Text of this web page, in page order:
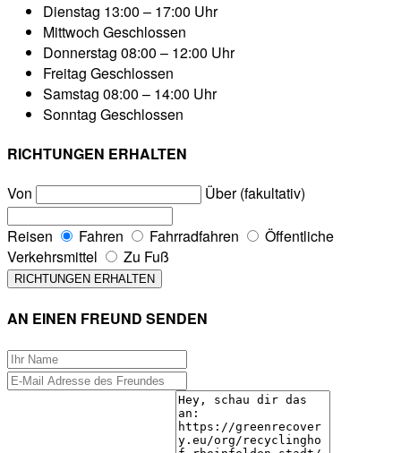
Dienstag 13:00 – 17:00 Uhr
Mittwoch Geschlossen
Donnerstag 08:00 – 12:00 Uhr
Freitag Geschlossen
Samstag 08:00 – 14:00 Uhr
Sonntag Geschlossen
RICHTUNGEN ERHALTEN
Von
Über (fakultativ)
Reisen Fahren Fahrradfahren
Öffentliche
Verkehrsmittel
Zu Fuß
AN EINEN FREUND SENDEN